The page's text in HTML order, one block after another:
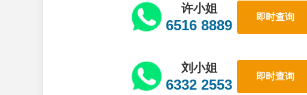
许小姐
6516 8889
即时查询
刘小姐
6332 2553
即时查询